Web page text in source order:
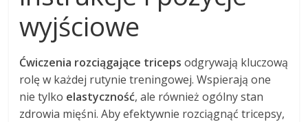
wyjściowe
Ćwiczenia rozciągające triceps odgrywają kluczową
rolę w każdej rutynie treningowej. Wspierają one
nie tylko elastyczność, ale również ogólny stan
zdrowia mięśni. Aby efektywnie rozciągnąć tricepsy,